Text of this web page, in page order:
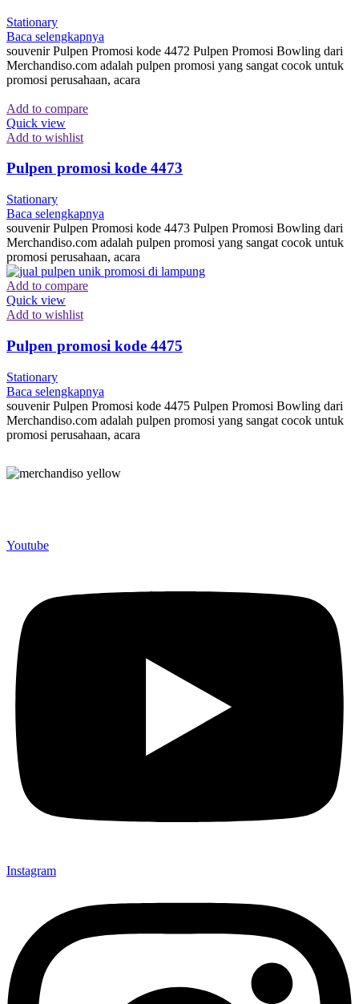
Stationary
Baca selengkapnya
souvenir Pulpen Promosi kode 4472 Pulpen Promosi Bowling dari
Merchandiso.com adalah pulpen promosi yang sangat cocok untuk
promosi perusahaan, acara
Add to compare
Quick view
Add to wishlist
Pulpen promosi kode 4473
Stationary
Baca selengkapnya
souvenir Pulpen Promosi kode 4473 Pulpen Promosi Bowling dari
Merchandiso.com adalah pulpen promosi yang sangat cocok untuk
promosi perusahaan, acara
Add to compare
Quick view
Add to wishlist
Pulpen promosi kode 4475
Stationary
Baca selengkapnya
souvenir Pulpen Promosi kode 4475 Pulpen Promosi Bowling dari
Merchandiso.com adalah pulpen promosi yang sangat cocok untuk
promosi perusahaan, acara
Youtube
Instagram